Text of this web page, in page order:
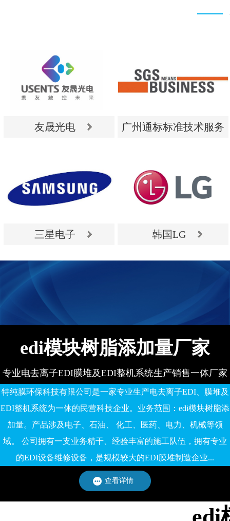
友晟光电
友晟光电
广州通标标准技术服务
广州通标标准技术服务
有限公司
三星电子 韩国LG
edi模块树脂添加量厂家
专业电去离子EDI膜堆及EDI整机系统生产销售一体厂家
特纯膜环保科技有限公司是一家专业生产电去离子EDI、膜堆及
EDI整机系统为一体的民营科技企业。业务范围：edi模块树脂添
加量。产品涉及电子、石油、 化工、医药、电力、机械等领
域。 公司拥有一支业务精干、经验丰富的施工队伍，拥有专业
的EDI设备维修设备，是规模较大的EDI膜堆制造企业...
查看详情